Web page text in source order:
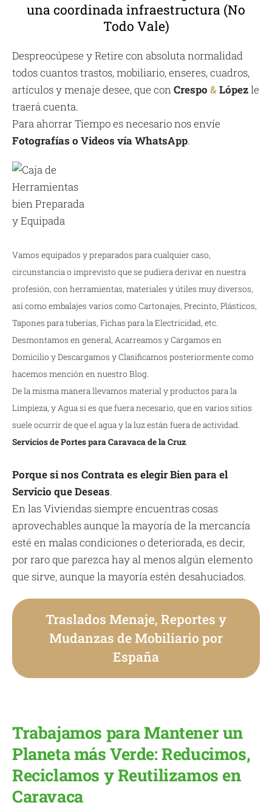
una coordinada infraestructura (No
Todo Vale)
Despreocúpese y Retire con absoluta normalidad
todos cuantos trastos, mobiliario, enseres, cuadros,
artículos y menaje desee, que conCrespo &Lópezle
traerá cuenta.
Para ahorrar Tiempo es necesario nos envíe
Fotografías o Videos vía WhatsApp.
Vamos equipados y preparados para cualquier caso,
circunstancia o imprevisto que se pudiera derivar en nuestra
profesión, con herramientas, materiales y útiles muy diversos,
así como embalajes varios como Cartonajes, Precinto, Plásticos,
Tapones para tuberías, Fichas para la Electricidad, etc.
Desmontamos en general, Acarreamos y Cargamos en
Domicilio y Descargamos y Clasificamos posteriormente como
hacemos mención en nuestro Blog.
De la misma manera llevamos material y productos para la
Limpieza, y Agua si es que fuera necesario, que en varios sitios
suele ocurrir de que el agua y la luz están fuera de actividad.
Servicios de Portes para Caravaca de la Cruz.
Porque si nos Contrata es elegir Bien para el
Servicio que Deseas.
En las Viviendas siempre encuentras cosas
aprovechables aunque la mayoría de la mercancía
esté en malas condiciones o deteriorada, es decir,
por raro que parezca hay al menos algún elemento
que sirve, aunque la mayoría estén desahuciados.
Traslados Menaje, Reportes y
Mudanzas de Mobiliario por
España
Trabajamos para Mantener un
Planeta más Verde: Reducimos,
Reciclamos y Reutilizamos en
Caravaca